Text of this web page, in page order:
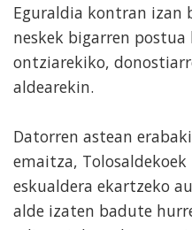
Eguraldia kontran izan
neskek bigarren
ontziarekiko,
aldearekin.
Datorren astean
emaitza,
eskualdera ekartzeko
alde izaten badute